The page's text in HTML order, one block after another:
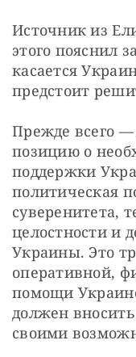
Источник из
этого пояснил
касается
предстоит
Прежде всего
позицию о
поддержки
политическая
суверенитета,
целостности и
Украины. Это
оперативной,
помощи
должен
своими